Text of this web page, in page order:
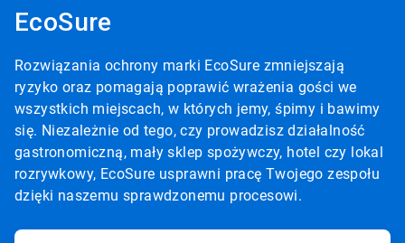
EcoSure
Rozwiązania ochrony marki EcoSure zmniejszają
ryzyko oraz pomagają poprawić wrażenia gości we
wszystkich miejscach, w których jemy, śpimy i bawimy
się. Niezależnie od tego, czy prowadzisz działalność
gastronomiczną, mały sklep spożywczy, hotel czy lokal
rozrywkowy, EcoSure usprawni pracę Twojego zespołu
dzięki naszemu sprawdzonemu procesowi.